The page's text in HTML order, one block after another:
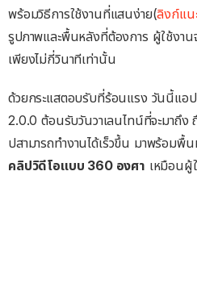
พร้อมวิธีการใช้งานที่แสนง่าย(ลิงก์แน
รูปภาพและพื้นหลังที่ต้องการ ผู้ใช้งาน
เพียงไม่กี่วินาทีเท่านั้น
ด้วยกระแสตอบรับที่ร้อนแรง วันนี้แอป
2.0.0 ต้อนรับวันวาเลนไทน์ที่จะมาถึง
ปสามารถทำงานได้เร็วขึ้น มาพร้อมพื้
คลิปวิดีโอแบบ 360 องศา เหมือนผู้